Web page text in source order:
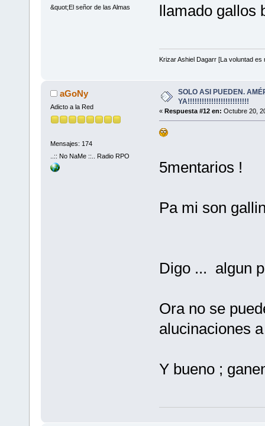
&quot;El señor de las Almas
llamado gallos
Krizar Ashiel Dagarr [La voluntad es
aGoNy
Adicto a la Red
Mensajes: 174
..:: No NaMe ::.. Radio RPO
SOLO ASI PUEDEN.
YA!!!!!!!!!!!!!!!!!!!!!!!!!!
« Respuesta #12 en: Octubre 20,
5mentarios !
Pa mi son
Digo ... algun
Ora no se
alucinaciones
Y bueno ;